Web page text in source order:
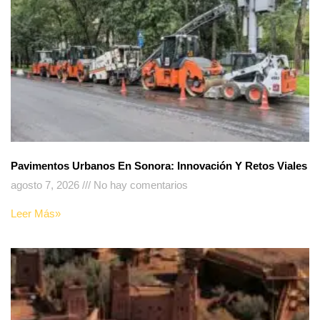
Pavimentos Urbanos En Sonora: Innovación Y Retos Viales
agosto 7, 2026
No hay comentarios
Leer Más»